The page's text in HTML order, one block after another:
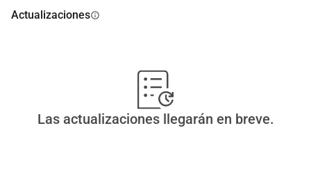
Actualizacionesinfo
Las actualizaciones llegarán en breve.